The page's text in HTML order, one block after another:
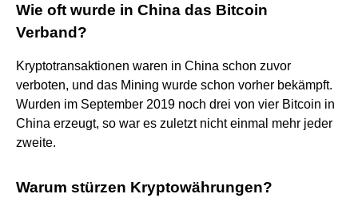
Wie oft wurde in China das Bitcoin
Verband?
Kryptotransaktionen waren in China schon zuvor
verboten, und das Mining wurde schon vorher bekämpft.
Wurden im September 2019 noch drei von vier Bitcoin in
China erzeugt, so war es zuletzt nicht einmal mehr jeder
zweite.
Warum stürzen Kryptowährungen?